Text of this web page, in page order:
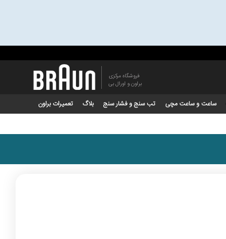
فروشگاه مرکزی
براون و اورال بی
ساعت و ساعت مچی تب سنج و فشار سنج بلاگ
تعمیرات براون